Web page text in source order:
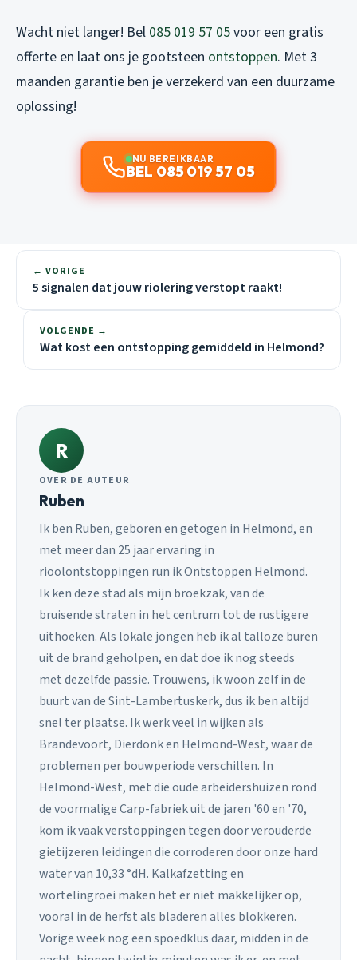
Wacht niet langer! Bel 085 019 57 05voor een gratis
offerte en laat ons je gootsteen ontstoppen. Met 3
maanden garantie ben je verzekerd van een duurzame
oplossing!
NU BEREIKBAAR
BEL 085 019 57 05
← VORIGE
5 signalen dat jouw riolering verstopt raakt!
VOLGENDE →
Wat kost een ontstopping gemiddeld in Helmond?
R
OVER DE AUTEUR
Ruben
Ik ben Ruben, geboren en getogen in Helmond, en
met meer dan 25 jaar ervaring in
rioolontstoppingen run ik Ontstoppen Helmond.
Ik ken deze stad als mijn broekzak, van de
bruisende straten in het centrum tot de rustigere
uithoeken. Als lokale jongen heb ik al talloze buren
uit de brand geholpen, en dat doe ik nog steeds
met dezelfde passie. Trouwens, ik woon zelf in de
buurt van de Sint-Lambertuskerk, dus ik ben altijd
snel ter plaatse. Ik werk veel in wijken als
Brandevoort, Dierdonk en Helmond-West, waar de
problemen per bouwperiode verschillen. In
Helmond-West, met die oude arbeidershuizen rond
de voormalige Carp-fabriek uit de jaren '60 en '70,
kom ik vaak verstoppingen tegen door verouderde
gietijzeren leidingen die corroderen door onze hard
water van 10,33 °dH. Kalkafzetting en
wortelingroei maken het er niet makkelijker op,
vooral in de herfst als bladeren alles blokkeren.
Vorige week nog een spoedklus daar, midden in de